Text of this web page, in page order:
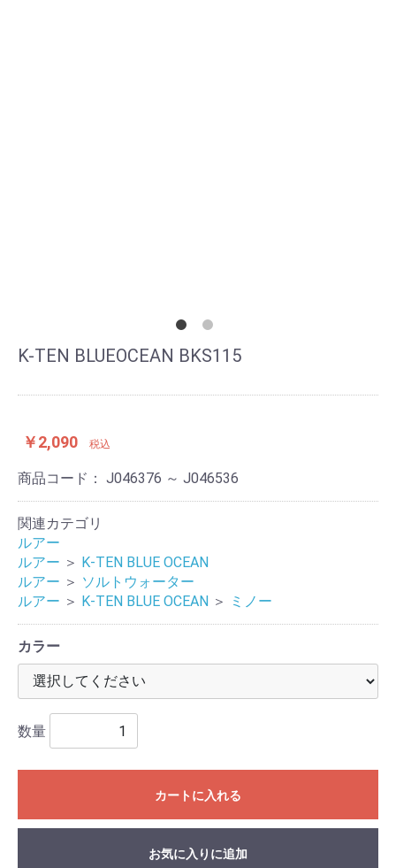
K-TEN BLUEOCEAN BKS115
￥2,090 税込
商品コード： J046376 ～ J046536
関連カテゴリ
ルアー
ルアー ＞ K-TEN BLUE OCEAN
ルアー ＞ ソルトウォーター
ルアー ＞ K-TEN BLUE OCEAN ＞ ミノー
カラー
数量
カートに入れる
お気に入りに追加